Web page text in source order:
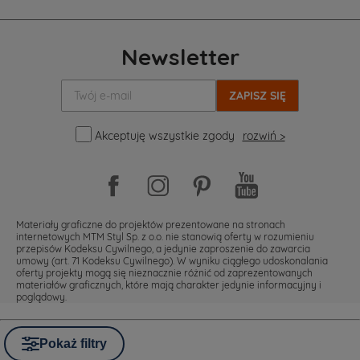
Newsletter
mail:
Akceptuję wszystkie zgody
rozwiń >
Materiały graficzne do projektów prezentowane na stronach
internetowych MTM Styl Sp. z o.o. nie stanowią oferty w rozumieniu
przepisów Kodeksu Cywilnego, a jedynie zaproszenie do zawarcia
umowy (art. 71 Kodeksu Cywilnego). W wyniku ciągłego udoskonalania
oferty projekty mogą się nieznacznie różnić od zaprezentowanych
materiałów graficznych, które mają charakter jedynie informacyjny i
poglądowy.
Pokaż filtry